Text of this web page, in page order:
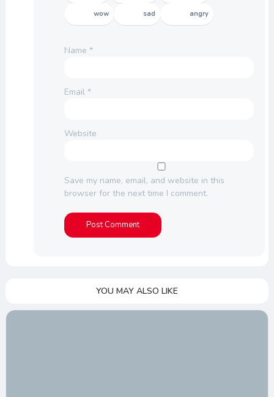
wow sad angry
Name *
Email *
Website
Save my name, email, and website in this
browser for the next time I comment.
YOU MAY ALSO LIKE